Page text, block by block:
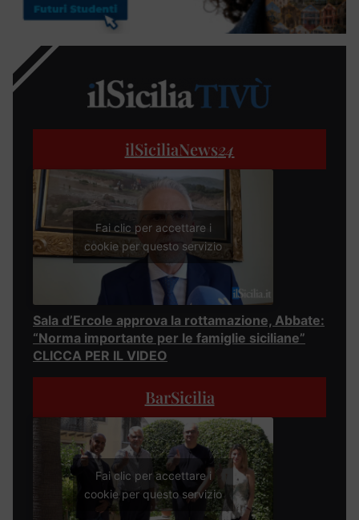
ilSiciliaNews24
Fai clic per accettare i
cookie per questo servizio
Sala d’Ercole approva la rottamazione, Abbate:
“Norma importante per le famiglie siciliane”
CLICCA PER IL VIDEO
BarSicilia
Fai clic per accettare i
cookie per questo servizio